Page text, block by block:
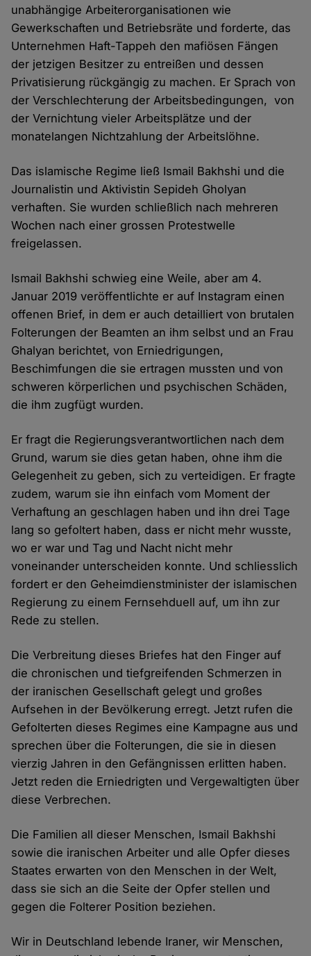
unabhängige Arbeiterorganisationen wie
Gewerkschaften und Betriebsräte und forderte, das
Unternehmen Haft-Tappeh den mafiösen Fängen
der jetzigen Besitzer zu entreißen und dessen
Privatisierung rückgängig zu machen. Er Sprach von
der Verschlechterung der Arbeitsbedingungen, von
der Vernichtung vieler Arbeitsplätze und der
monatelangen Nichtzahlung der Arbeitslöhne.
Das islamische Regime ließ Ismail Bakhshi und die
Journalistin und Aktivistin Sepideh Gholyan
verhaften. Sie wurden schließlich nach mehreren
Wochen nach einer grossen Protestwelle
freigelassen.
Ismail Bakhshi schwieg eine Weile, aber am 4.
Januar 2019 veröffentlichte er auf Instagram einen
offenen Brief, in dem er auch detailliert von brutalen
Folterungen der Beamten an ihm selbst und an Frau
Ghalyan berichtet, von Erniedrigungen,
Beschimfungen die sie ertragen mussten und von
schweren körperlichen und psychischen Schäden,
die ihm zugfügt wurden.
Er fragt die Regierungsverantwortlichen nach dem
Grund, warum sie dies getan haben, ohne ihm die
Gelegenheit zu geben, sich zu verteidigen. Er fragte
zudem, warum sie ihn einfach vom Moment der
Verhaftung an geschlagen haben und ihn drei Tage
lang so gefoltert haben, dass er nicht mehr wusste,
wo er war und Tag und Nacht nicht mehr
voneinander unterscheiden konnte. Und schliesslich
fordert er den Geheimdienstminister der islamischen
Regierung zu einem Fernsehduell auf, um ihn zur
Rede zu stellen.
Die Verbreitung dieses Briefes hat den Finger auf
die chronischen und tiefgreifenden Schmerzen in
der iranischen Gesellschaft gelegt und großes
Aufsehen in der Bevölkerung erregt. Jetzt rufen die
Gefolterten dieses Regimes eine Kampagne aus und
sprechen über die Folterungen, die sie in diesen
vierzig Jahren in den Gefängnissen erlitten haben.
Jetzt reden die Erniedrigten und Vergewaltigten über
diese Verbrechen.
Die Familien all dieser Menschen, Ismail Bakhshi
sowie die iranischen Arbeiter und alle Opfer dieses
Staates erwarten von den Menschen in der Welt,
dass sie sich an die Seite der Opfer stellen und
gegen die Folterer Position beziehen.
Wir in Deutschland lebende Iraner, wir Menschen,